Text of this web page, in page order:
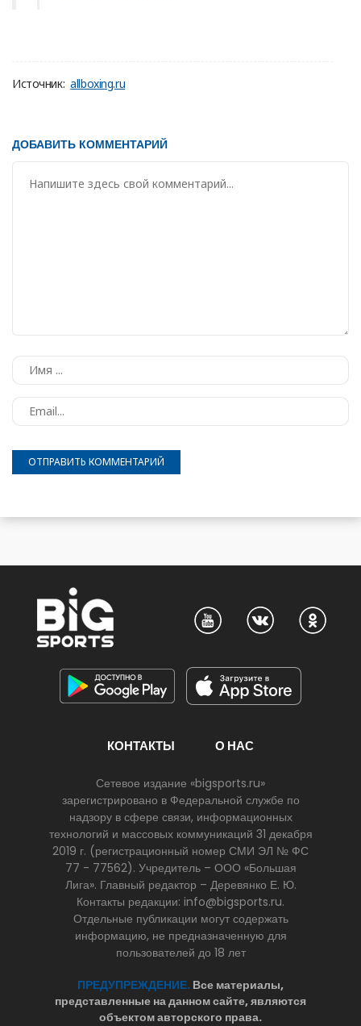
Источник: allboxing.ru
ДОБАВИТЬ КОММЕНТАРИЙ
КОНТАКТЫ О НАС
Сетевое издание «bigsports.ru»
зарегистрировано в Федеральной службе по
надзору в сфере связи, информационных
технологий и массовых коммуникаций 31 декабря
2019 г. (регистрационный номер СМИ ЭЛ № ФС
77 - 77562). Учредитель – ООО «Большая
Лига». Главный редактор – Деревянко Е. Ю.
Контакты редакции: info@bigsports.ru.
Отдельные публикации могут содержать
информацию, не предназначенную для
пользователей до 18 лет
ПРЕДУПРЕЖДЕНИЕ. Все материалы,
представленные на данном сайте, являются
объектом авторского права.